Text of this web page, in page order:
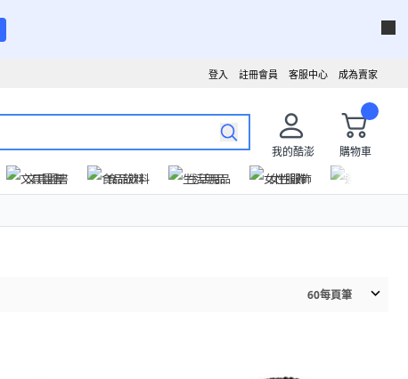
成為賣家
客服中心
註冊會員
登入
我的酷澎
購物車
文具圖書 食品飲料 生活用品 女性服飾
60每頁筆